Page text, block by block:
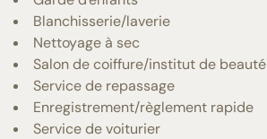
Blanchisserie/laverie
Nettoyage à sec
Salon de coiffure/institut de beauté
Service de repassage
Enregistrement/règlement rapide
Service de voiturier